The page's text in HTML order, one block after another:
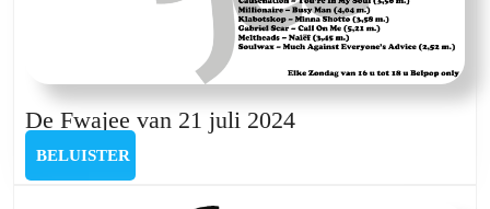
De Fwajee van 21 juli 2024De
BELUISTER